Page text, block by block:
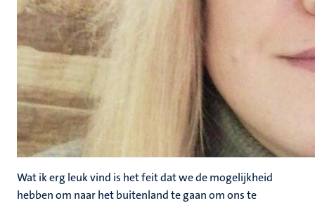
Wat ik erg leuk vind is het feit dat we de mogelijkheid
hebben om naar het buitenland te gaan om ons te